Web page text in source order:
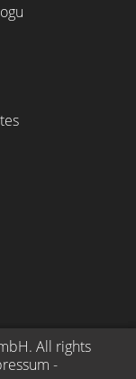
. All rights
-